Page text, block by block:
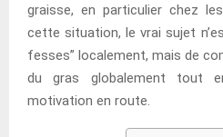
graisse, en particulier chez
cette situation, le vrai sujet
fesses” localement, mais de
du gras globalement tout
motivation en route.